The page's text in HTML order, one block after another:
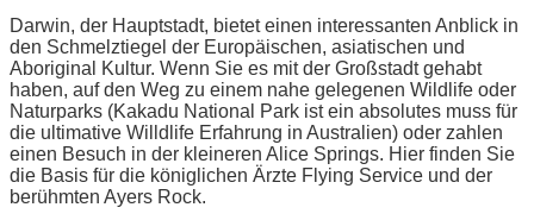
Darwin, der Hauptstadt, bietet einen interessanten Anblick in
den Schmelztiegel der Europäischen, asiatischen und
Aboriginal Kultur. Wenn Sie es mit der Großstadt gehabt
haben, auf den Weg zu einem nahe gelegenen Wildlife oder
Naturparks (Kakadu National Park ist ein absolutes muss für
die ultimative Willdlife Erfahrung in Australien) oder zahlen
einen Besuch in der kleineren Alice Springs. Hier finden Sie
die Basis für die königlichen Ärzte Flying Service und der
berühmten Ayers Rock.